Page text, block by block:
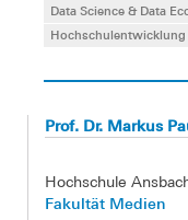
Data Science & Data
Hochschulentwicklung
Prof. Dr. Markus
Hochschule
Fakultät Medien